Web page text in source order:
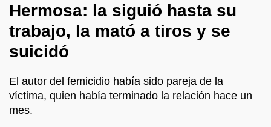
Hermosa: la siguió hasta su
trabajo, la mató a tiros y se
suicidó
El autor del femicidio había sido pareja de la
víctima, quien había terminado la relación hace un
mes.